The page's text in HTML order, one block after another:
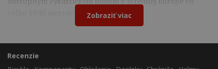
výške 1940 metrov nad morom.
Zobraziť viac
Recenzie